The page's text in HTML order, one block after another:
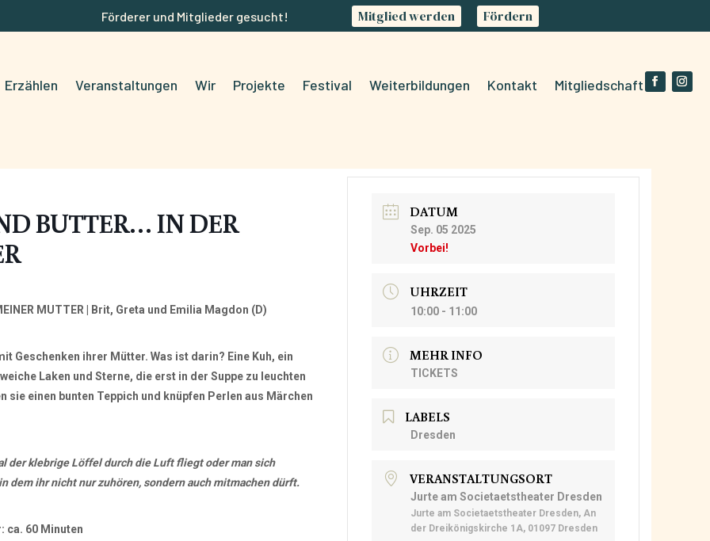
Förderer und Mitglieder gesucht! Mitglied werden Fördern
Erzählen Veranstaltungen Wir Projekte Festival Weiterbildungen Kontakt Mitgliedschaft
BUTTER… IN DER
MUTTER | Brit, Greta und Emilia Magdon (D)
Geschenken ihrer Mütter. Was ist darin? Eine Kuh, ein
Laken und Sterne, die erst in der Suppe zu leuchten
sie einen bunten Teppich und knüpfen Perlen aus Märchen
der klebrige Löffel durch die Luft fliegt oder man sich
dem ihr nicht nur zuhören, sondern auch mitmachen dürft.
ca. 60 Minuten
DATUM
Sep. 05 2025
Vorbei!
UHRZEIT
10:00 - 11:00
MEHR INFO
TICKETS
LABELS
Dresden
VERANSTALTUNGSORT
Jurte am Societaetstheater Dresden
Jurte am Societaetstheater Dresden, An
der Dreikönigskirche 1A, 01097 Dresden